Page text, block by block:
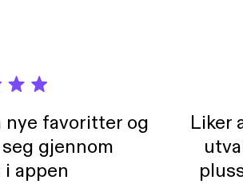
nye favoritter og
gjennom
appen
Liker